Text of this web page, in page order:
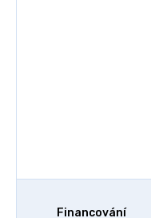
Financování